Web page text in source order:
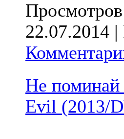
22.07.2014 |
Не поминай
Evil (2013/